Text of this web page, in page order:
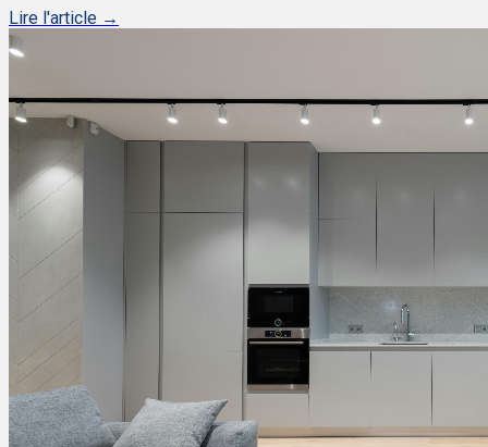
Lire l'article →